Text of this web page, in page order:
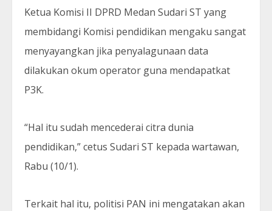
Ketua Komisi II DPRD Medan Sudari ST yang
membidangi Komisi pendidikan mengaku sangat
menyayangkan jika penyalagunaan data
dilakukan okum operator guna mendapatkat
P3K.
“Hal itu sudah mencederai citra dunia
pendidikan,” cetus Sudari ST kepada wartawan,
Rabu (10/1).
Terkait hal itu, politisi PAN ini mengatakan akan